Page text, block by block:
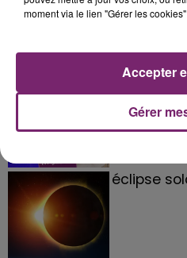
La Bulle -
de
éclipse
moment via le lien "Gérer les
Gérer
Accepter